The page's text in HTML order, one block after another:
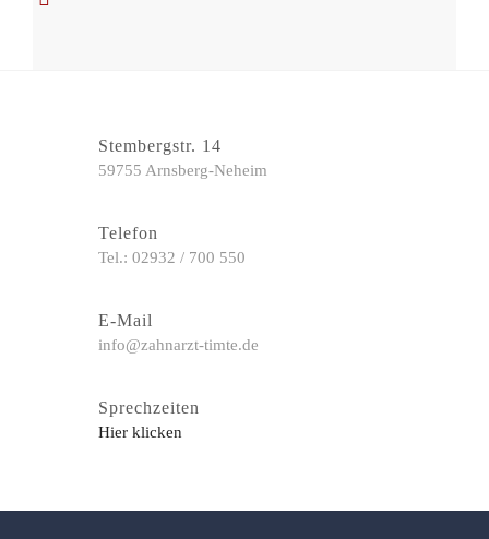
Stembergstr. 14
59755 Arnsberg-Neheim
Telefon
Tel.: 02932 / 700 550
E-Mail
info@zahnarzt-timte.de
Sprechzeiten
Hier klicken